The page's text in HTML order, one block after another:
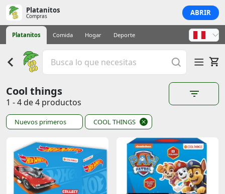
Platanitos
Compras ABRIR
Platanitos Comida Hogar Deporte
Cool things
1 - 4 de 4 productos
Nuevos primeros COOL THINGS